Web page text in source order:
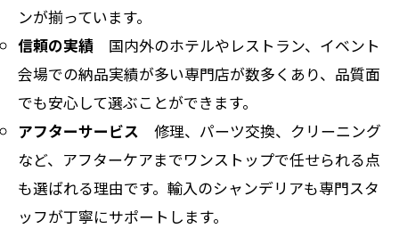
ンが揃っています。
信頼の実績 国内外のホテルやレストラン、イベント
会場での納品実績が多い専門店が数多くあり、品質面
でも安心して選ぶことができます。
アフターサービス 修理、パーツ交換、クリーニング
など、アフターケアまでワンストップで任せられる点
も選ばれる理由です。輸入のシャンデリアも専門スタ
ッフが丁寧にサポートします。